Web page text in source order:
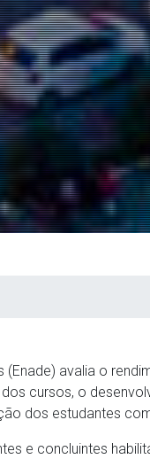
(Enade) avalia o
cursos, o
dos estudantes
e concluintes